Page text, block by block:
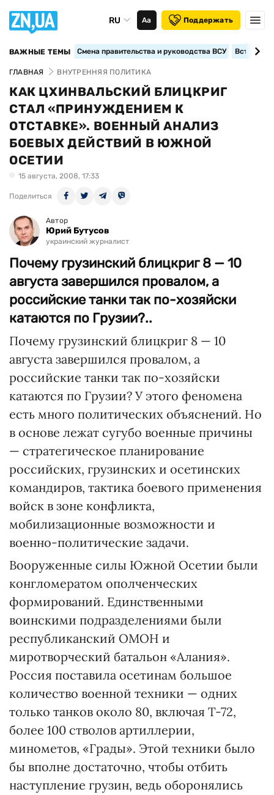
RU Аа Поддержать
ВАЖНЫЕ ТЕМЫ Смена правительства и руководства ВСУ
ГЛАВНАЯ ВНУТРЕННЯЯ ПОЛИТИКА
КАК ЦХИНВАЛЬСКИЙ БЛИЦКРИГ
СТАЛ «ПРИНУЖДЕНИЕМ К
ОТСТАВКЕ». ВОЕННЫЙ АНАЛИЗ
БОЕВЫХ ДЕЙСТВИЙ В ЮЖНОЙ
ОСЕТИИ
15 августа, 2008, 17:33
Поделиться
Автор
Юрий Бутусов
украинский журналист
Почему грузинский блицкриг 8 — 10
августа завершился провалом, а
российские танки так по-хозяйски
катаются по Грузии?..
Почему грузинский блицкриг 8 — 10
августа завершился провалом, а
российские танки так по-хозяйски
катаются по Грузии? У этого феномена
есть много политических объяснений. Но
в основе лежат сугубо военные причины
— стратегическое планирование
российских, грузинских и осетинских
командиров, тактика боевого применения
войск в зоне конфликта,
мобилизационные возможности и
военно-политические задачи.
Вооруженные силы Южной Осетии были
конгломератом ополченческих
формирований. Единственными
воинскими подразделениями были
республиканский ОМОН и
миротворческий батальон «Алания».
Россия поставила осетинам большое
количество военной техники — одних
только танков около 80, включая Т-72,
более 100 стволов артиллерии,
минометов, «Грады». Этой техники было
бы вполне достаточно, чтобы отбить
наступление грузин, ведь оборонялись